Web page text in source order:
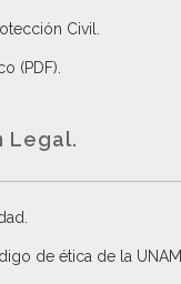
Civil
(PDF)
Legal.
de ética de la UNAM